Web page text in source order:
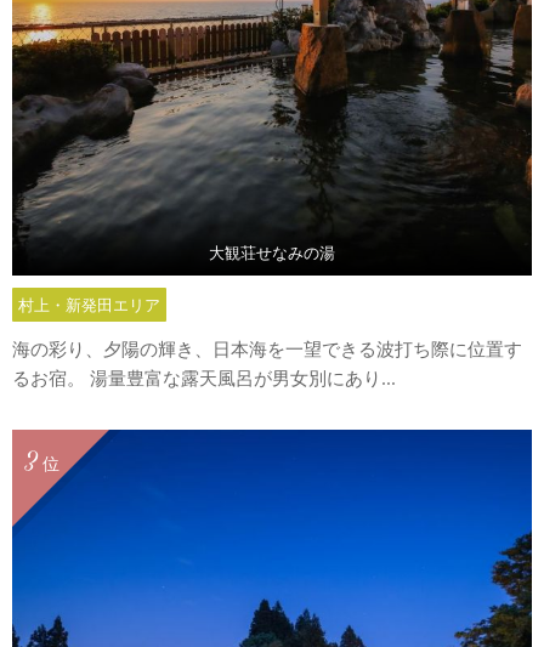
大観荘せなみの湯
村上・新発田エリア
海の彩り、夕陽の輝き、日本海を一望できる波打ち際に位置す
るお宿。 湯量豊富な露天風呂が男女別にあり...
位
3